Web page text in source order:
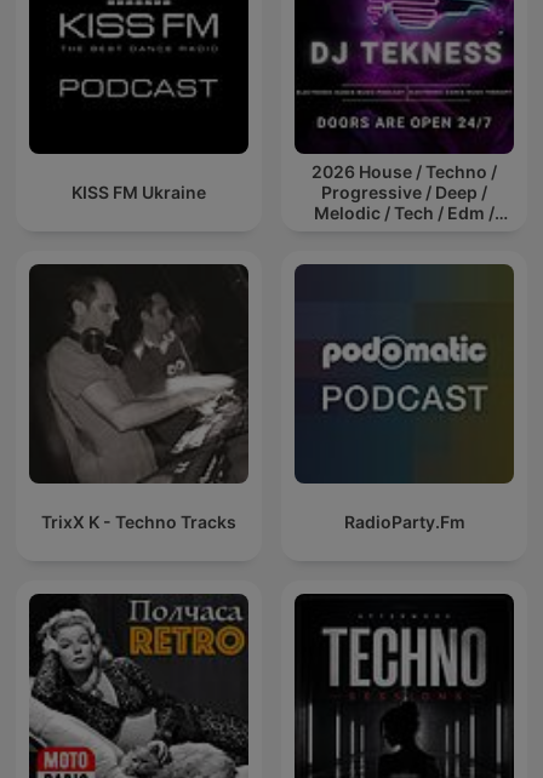
KISS FM Ukraine
2026 House / Techno /
Progressive / Deep /
Melodic / Tech / Edm /
TrixX K - Techno Tracks RadioParty.Fm